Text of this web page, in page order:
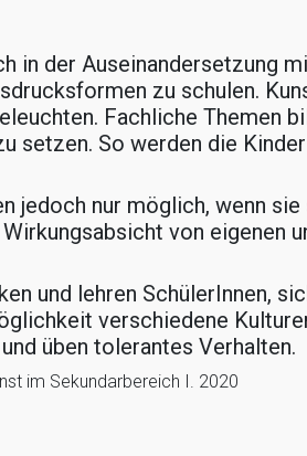
in der Auseinandersetzung
zu schulen.
Fachliche Themen
setzen. So werden die
jedoch nur möglich, wenn
von eigenen
und lehren SchülerInnen,
verschiedene
üben tolerantes Verhalten.
im Sekundarbereich I. 2020